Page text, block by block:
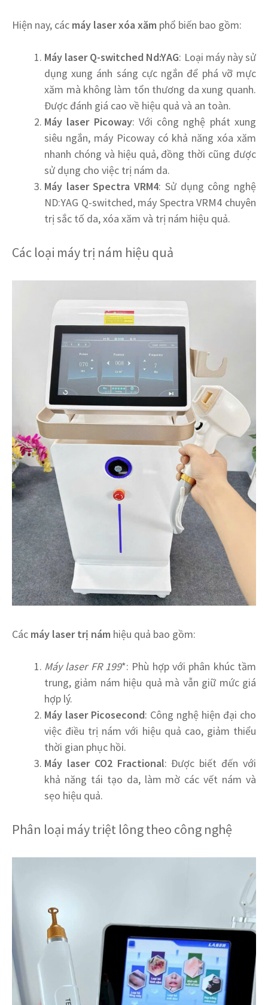
Hiện nay, các máy laser xóa xăm phổ biến bao gồm:
Máy laser Q-switched Nd:YAG: Loại máy này sử
dụng xung ánh sáng cực ngắn để phá vỡ mực
xăm mà không làm tổn thương da xung quanh.
Được đánh giá cao về hiệu quả và an toàn.
Máy laser Picoway: Với công nghệ phát xung
siêu ngắn, máy Picoway có khả năng xóa xăm
nhanh chóng và hiệu quả, đồng thời cũng được
sử dụng cho việc trị nám da.
Máy laser Spectra VRM4: Sử dụng công nghệ
ND:YAG Q-switched, máy Spectra VRM4 chuyên
trị sắc tố da, xóa xăm và trị nám hiệu quả.
Các loại máy trị nám hiệu quả
Các máy laser trị nám hiệu quả bao gồm:
Máy laser FR 199*: Phù hợp với phân khúc tầm
trung, giảm nám hiệu quả mà vẫn giữ mức giá
hợp lý.
Máy laser Picosecond: Công nghệ hiện đại cho
việc điều trị nám với hiệu quả cao, giảm thiểu
thời gian phục hồi.
Máy laser CO2 Fractional: Được biết đến với
khả năng tái tạo da, làm mờ các vết nám và
sẹo hiệu quả.
Phân loại máy triệt lông theo công nghệ